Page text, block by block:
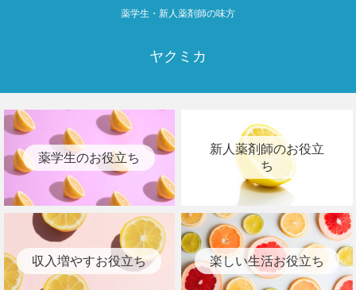
薬学生・新人薬剤師の味方
ヤクミカ
薬学生のお役立ち
新人薬剤師のお役立
ち
収入増やすお役立ち 楽しい生活お役立ち